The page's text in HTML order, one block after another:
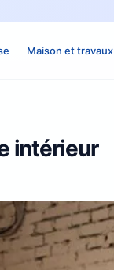
Maison et travaux
intérieur